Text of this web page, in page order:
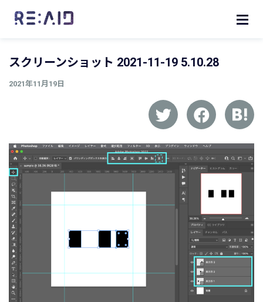
スクリーンショット 2021-11-19 5.10.28
2021年11月19日